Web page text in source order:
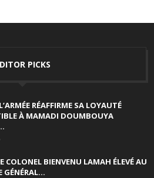
PICKS
RÉAFFIRME SA LOYAUTÉ
À MAMADI DOUMBOUYA
COLONEL BIENVENU LAMAH ÉLEVÉ AU
GÉNÉRAL...